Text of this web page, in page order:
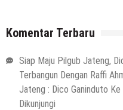
Komentar Terbaru
Siap Maju Pilgub Jateng,
Terbangun Dengan Raffi
Jateng : Dico Ganinduto Ke
Dikunjungi